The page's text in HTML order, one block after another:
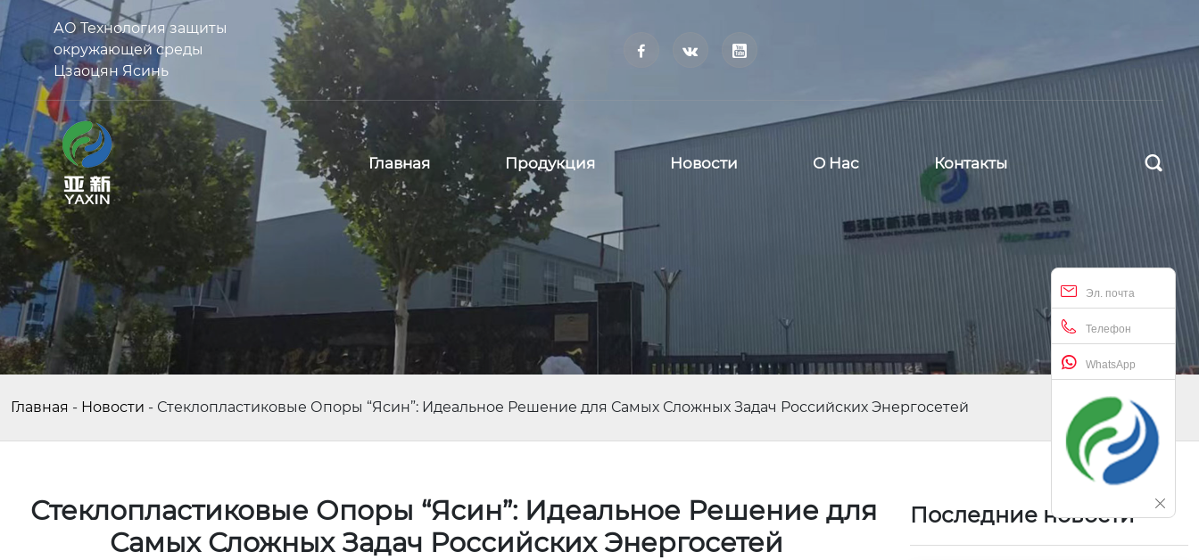
АО Технология защиты
окружающей среды
Цзаоцян Ясинь
  
Главная Продукция Новости О Hас Контакты 
Эл. почта
Телефон
WhatsApp
Главная - Новости - Стеклопластиковые Опоры “Ясин”: Идеальное Решение для Самых Сложных Задач Российских Энергосетей
Стеклопластиковые Опоры “Ясин”: Идеальное Решение для
Самых Сложных Задач Российских Энергосетей
Последние новости